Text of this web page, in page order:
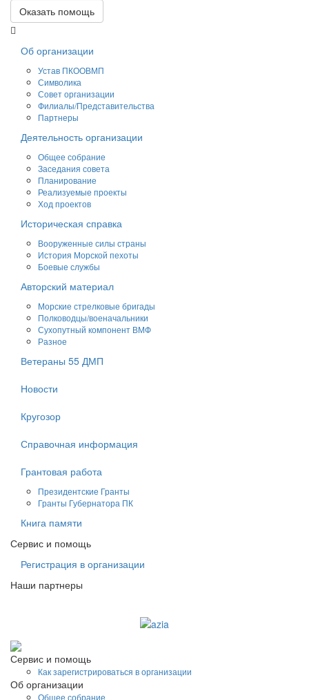
Оказать помощь
Об организации
Устав ПКООВМП
Символика
Совет организации
Филиалы/Представительства
Партнеры
Деятельность организации
Общее собрание
Заседания совета
Планирование
Реализуемые проекты
Ход проектов
Историческая справка
Вооруженные силы страны
История Морской пехоты
Боевые службы
Авторский материал
Морские стрелковые бригады
Полководцы/военачальники
Сухопутный компонент ВМФ
Разное
Ветераны 55 ДМП
Новости
Кругозор
Справочная информация
Грантовая работа
Президентские Гранты
Гранты Губернатора ПК
Книга памяти
Сервис и помощь
Регистрация в организации
Наши партнеры
Сервис и помощь
Как зарегистрироваться в организации
Об организации
Общее собрание